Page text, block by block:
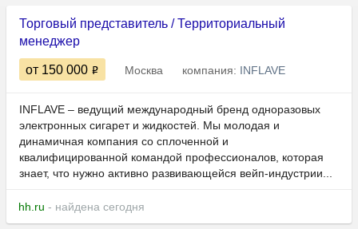
Торговый представитель / Территориальный
менеджер
от 150 000 Москва компания: INFLAVE
INFLAVE – ведущий международный бренд одноразовых
электронных сигарет и жидкостей. Мы молодая и
динамичная компания со сплоченной и
квалифицированной командой профессионалов, которая
знает, что нужно активно развивающейся вейп-индустрии...
hh.ru - найдена сегодня